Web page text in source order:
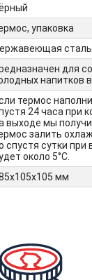
упаковка
сталь
для
напитков
термос
24 часа при
выходе мы
залить
спустя сутки
около 5°С.
мм